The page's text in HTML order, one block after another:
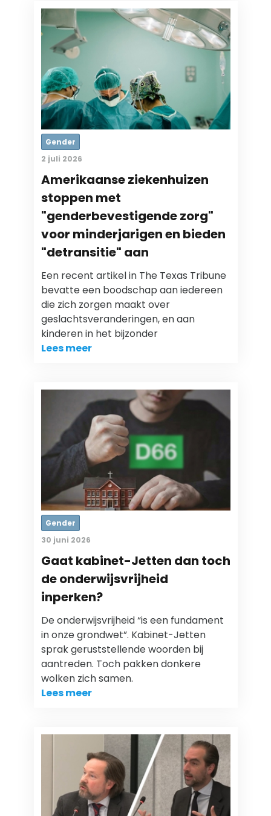
Gender
2 juli 2026
Amerikaanse ziekenhuizen
stoppen met
"genderbevestigende zorg"
voor minderjarigen en bieden
"detransitie" aan
Een recent artikel in The Texas Tribune
bevatte een boodschap aan iedereen
die zich zorgen maakt over
geslachtsveranderingen, en aan
kinderen in het bijzonder
Lees meer
Gender
30 juni 2026
Gaat kabinet-Jetten dan toch
de onderwijsvrijheid
inperken?
De onderwijsvrijheid “is een fundament
in onze grondwet”. Kabinet-Jetten
sprak geruststellende woorden bij
aantreden. Toch pakken donkere
wolken zich samen.
Lees meer